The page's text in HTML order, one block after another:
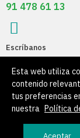
91 478 61 13
Escríbanos
Información
Esta web utiliza
contenido
tus preferencias
nuestra Política
Aceptar